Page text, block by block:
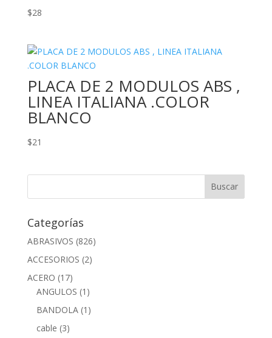
$28
PLACA DE 2 MODULOS ABS ,
LINEA ITALIANA .COLOR
BLANCO
$21
Categorías
ABRASIVOS (826)
ACCESORIOS (2)
ACERO (17)
ANGULOS (1)
BANDOLA (1)
cable (3)